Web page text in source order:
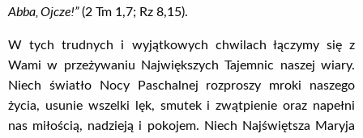
Abba, Ojcze!”(2 Tm 1,7; Rz 8,15).
W tych trudnych i wyjątkowych chwilach łączymy się z
Wami w przeżywaniu Największych Tajemnic naszej wiary.
Niech światło Nocy Paschalnej rozproszy mroki naszego
życia, usunie wszelki lęk, smutek i zwątpienie oraz napełni
nas miłością, nadzieją i pokojem. Niech Najświętsza Maryja